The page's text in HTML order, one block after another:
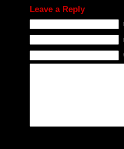
Leave a Reply